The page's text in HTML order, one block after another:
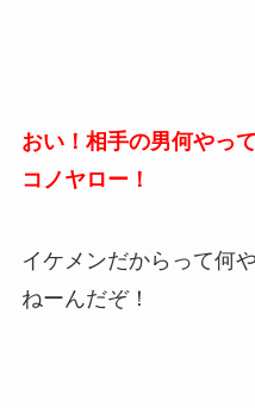
おい！相手の男何やっ
コノヤロー！
イケメンだからって何
ねーんだぞ！